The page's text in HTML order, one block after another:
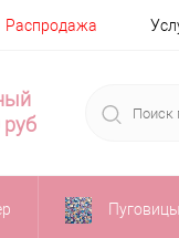
Распродажа
руб
Пуговицы